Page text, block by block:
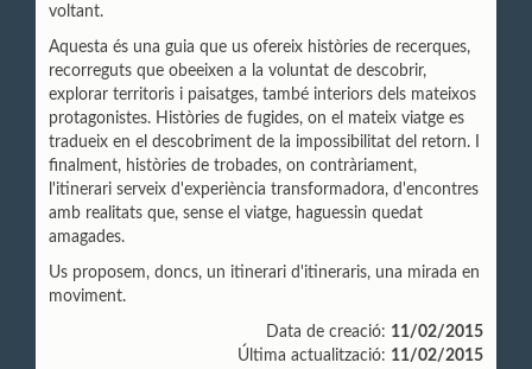
voltant.
Aquesta és una guia que us ofereix històries de recerques,
recorreguts que obeeixen a la voluntat de descobrir,
explorar territoris i paisatges, també interiors dels mateixos
protagonistes. Històries de fugides, on el mateix viatge es
tradueix en el descobriment de la impossibilitat del retorn. I
finalment, històries de trobades, on contràriament,
l'itinerari serveix d'experiència transformadora, d'encontres
amb realitats que, sense el viatge, haguessin quedat
amagades.
Us proposem, doncs, un itinerari d'itineraris, una mirada en
moviment.
Data de creació: 11/02/2015
Última actualització: 11/02/2015